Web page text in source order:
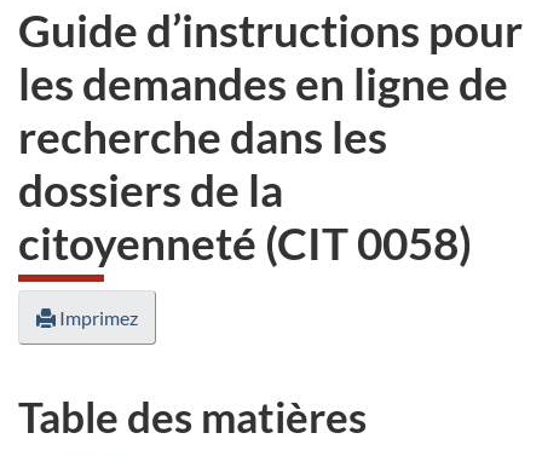
Guide d’instructions pour
les demandes en ligne de
recherche dans les
dossiers de la
citoyenneté (CIT 0058)
Imprimez
Table des matières